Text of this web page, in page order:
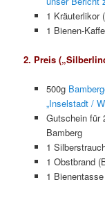
1 Kräuterlikor
1 Bienen-
2. Preis
500g
„Inselstadt /
Gutschein für
Bamberg
1
1 Obstbrand
1 Bienentasse